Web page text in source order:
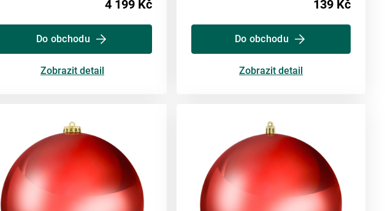
4 199 Kč
Do obchodu
Zobrazit detail
139 Kč
Do obchodu
Zobrazit detail